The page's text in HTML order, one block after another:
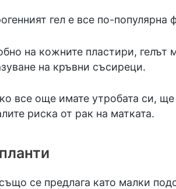
гел е все по-
на кожните пластири, гелът
на кръвни съсиреци.
все още имате утробата си, ще
риска от рак на матката.
се предлага като малки